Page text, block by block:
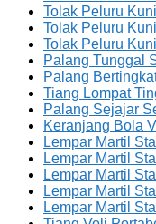
Tolak Peluru
Tolak Peluru
Tolak Peluru
Palang Tunggal
Palang
Tiang Lompat
Palang Sejajar
Keranjang Bola
Lempar Martil
Lempar Martil
Lempar Martil
Lempar Martil
Lempar Martil